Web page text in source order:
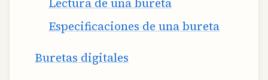
Especificaciones de una bureta
Buretas digitales